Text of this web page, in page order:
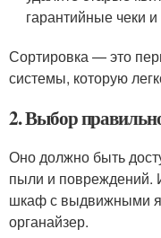
гарантийные чеки
Сортировка — это
системы, которую
2. Выбор
Оно должно быть
пыли и повреждений.
шкаф с выдвижными
органайзер.